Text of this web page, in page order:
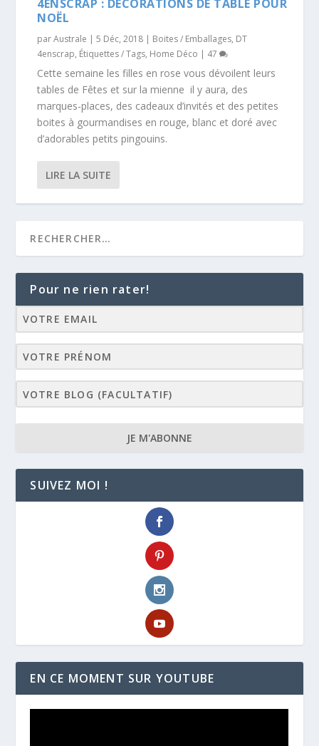
4ENSCRAP : DÉCORATIONS DE TABLE POUR
NOËL
parAustrale |5 Déc, 2018 | Boites / Emballages, DT
4enscrap, Étiquettes / Tags, Home Déco | 47
Cette semaine les filles en rose vous dévoilent leurs
tables de Fêtes et sur la mienne il y aura, des
marques-places, des cadeaux d’invités et des petites
boites à gourmandises en rouge, blanc et doré avec
d’adorables petits pingouins.
LIRE LA SUITE
Pour ne rien rater!
JE M'ABONNE
SUIVEZ MOI !
EN CE MOMENT SUR YOUTUBE